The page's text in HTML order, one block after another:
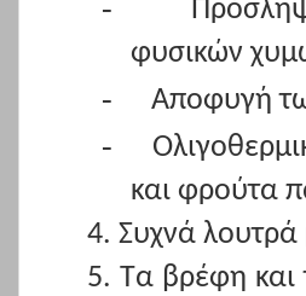
φυσικών
- Αποφυγή
-
και φρούτα
4. Συχνά λουτρά
5. Τα βρέφη και